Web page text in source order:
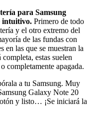
para Samsung
intuitivo. Primero de todo
y el otro extremo del
de las fundas con
en las que se muestran la
estas suelen
completamente apagada.
a tu Samsung. Muy
Galaxy Note 20
y listo… ¡Se iniciará la